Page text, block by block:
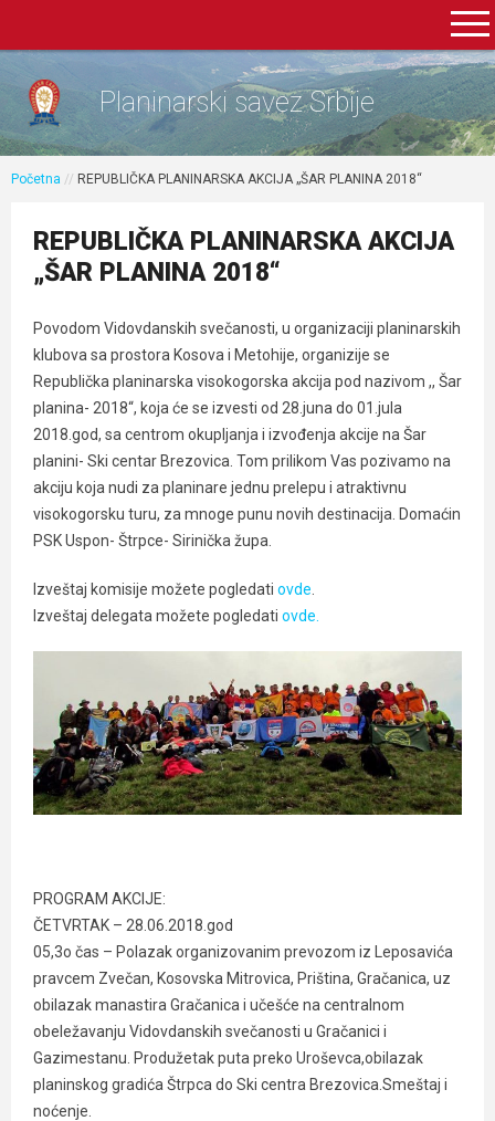
Planinarski savez Srbije
Početna // REPUBLIČKA PLANINARSKA AKCIJA „ŠAR PLANINA 2018“
REPUBLIČKA PLANINARSKA AKCIJA
„ŠAR PLANINA 2018“
Povodom Vidovdanskih svečanosti, u organizaciji planinarskih
klubova sa prostora Kosova i Metohije, organizije se
Republička planinarska visokogorska akcija pod nazivom ,, Šar
planina- 2018“, koja će se izvesti od 28.juna do 01.jula
2018.god, sa centrom okupljanja i izvođenja akcije na Šar
planini- Ski centar Brezovica. Tom prilikom Vas pozivamo na
akciju koja nudi za planinare jednu prelepu i atraktivnu
visokogorsku turu, za mnoge punu novih destinacija. Domaćin
PSK Uspon- Štrpce- Sirinička župa.
Izveštaj komisije možete pogledati ovde
Izveštaj delegata možete pogledati ovde.
PROGRAM AKCIJE:
ČETVRTAK – 28.06.2018.god
05,3o čas – Polazak organizovanim prevozom iz Leposavića
pravcem Zvečan, Kosovska Mitrovica, Priština, Gračanica, uz
obilazak manastira Gračanica i učešće na centralnom
obeležavanju Vidovdanskih svečanosti u Gračanici i
Gazimestanu. Produžetak puta preko Uroševca,obilazak
planinskog gradića Štrpca do Ski centra Brezovica.Smeštaj i
noćenje.